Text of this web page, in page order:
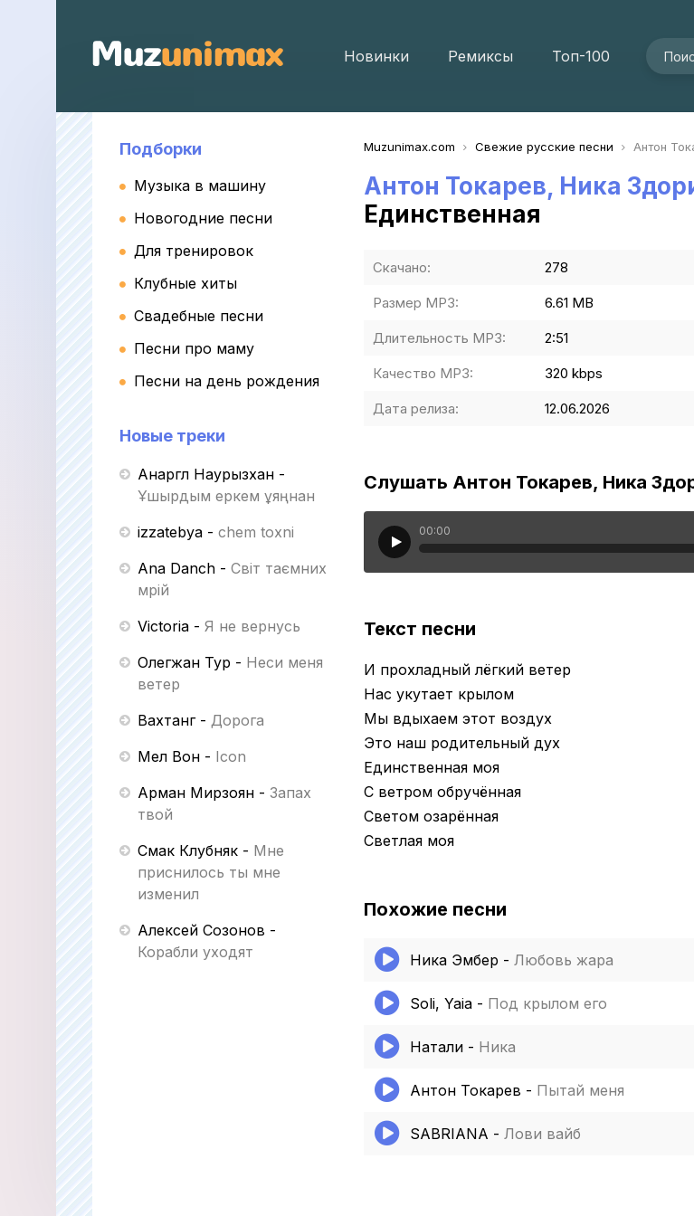
Новинки Ремиксы Топ-100
Подборки
Музыка в машину
Новогодние песни
Для тренировок
Клубные хиты
Свадебные песни
Песни про маму
Песни на день рождения
Новые треки
Анаргүл Наурызхан -
Ұшырдым еркем ұяңнан
izzatebya - chem toxni
Ana Danch - Світ таємних
мрій
Victoria - Я не вернусь
Олегжан Тур - Неси меня
ветер
Вахтанг- Дорога
Мел Вон - Icon
Арман Мирзоян - Запах
твой
Смак Клубняк - Мне
приснилось ты мне
изменил
Алексей Созонов -
Корабли уходят
Muzunimax.com Свежие русские песни Антон
Антон Токарев, Ника
Единственная
Скачано: 278
Размер MP3: 6.61 MB
Длительность MP3: 2:51
Качество MP3: 320 kbps
Дата релиза: 12.06.2026
Слушать Антон Токарев, Ника
00:00
Текст песни
И прохладный лёгкий ветер
Нас укутает крылом
Мы вдыхаем этот воздух
Это наш родительный дух
Единственная моя
С ветром обручённая
Светом озарённая
Светлая моя
Похожие песни
Ника Эмбер - Любовь жара
Soli, Yaia - Под крылом его
Натали - Ника
Антон Токарев - Пытай меня
SABRIANA - Лови вайб